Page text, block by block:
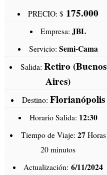
PRECIO: $ 175.000
Empresa:JBL
Servicio: Semi-Cama
Salida: Retiro (Buenos
Aires)
Destino: Florianópolis
Horario Salida: 12:30
Tiempo de Viaje: 27Horas
20 minutos
Actualización:6/11/2024